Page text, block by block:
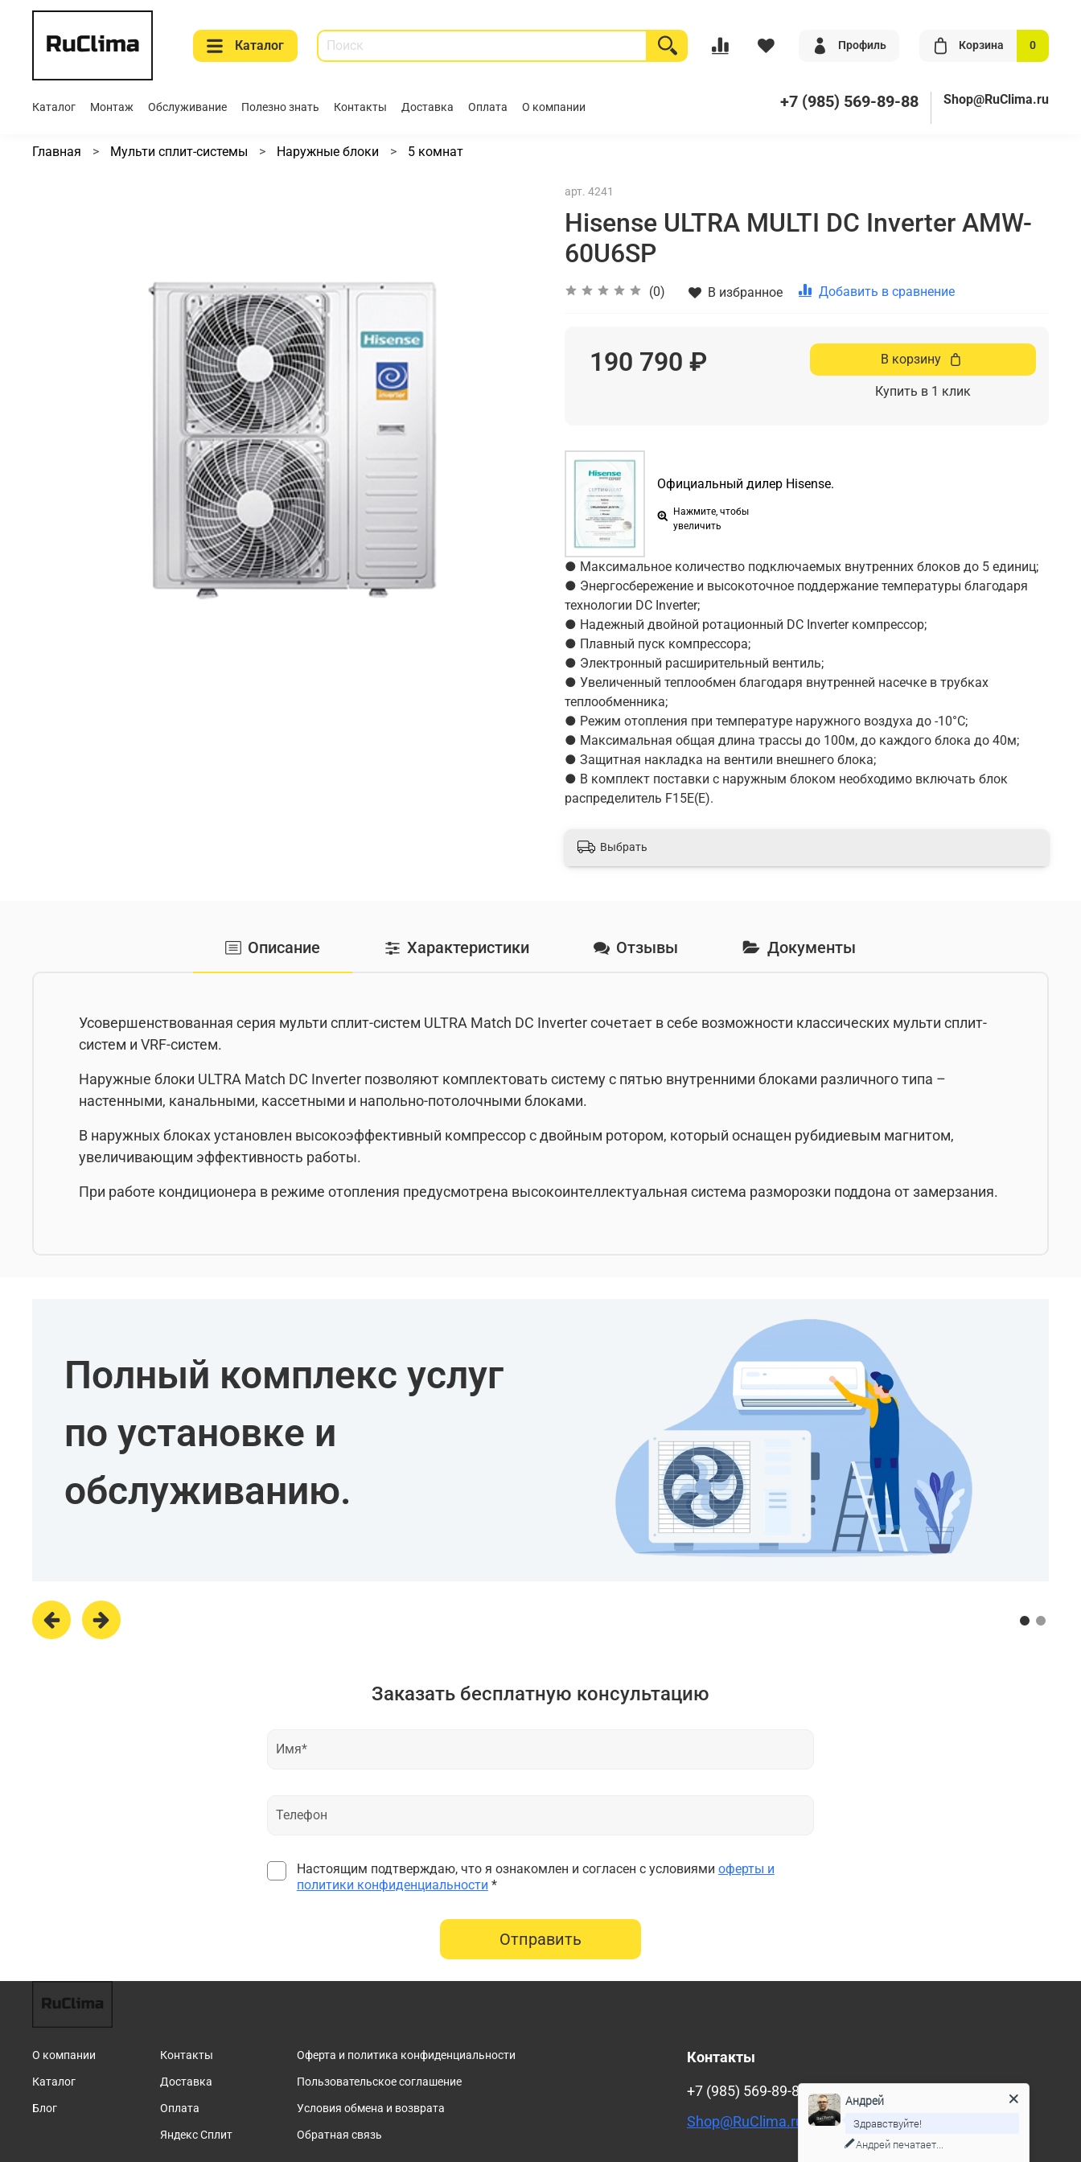
Каталог Профиль Корзина 0
Каталог Монтаж Обслуживание Полезно знать Контакты Доставка Оплата О компании +7 (985) 569-89-88 Shop@RuClima.ru
Главная Мульти сплит-системы Наружные блоки 5 комнат
арт. 4241
Hisense ULTRA MULTI DC Inverter AMW-
60U6SP
(0) В избранное Добавить в сравнение
190 790 ₽ В корзину
Купить в 1 клик
Официальный дилер Hisense.
Нажмите, чтобы
увеличить
● Максимальное количество подключаемых внутренних блоков до 5 единиц;
● Энергосбережение и высокоточное поддержание температуры благодаря
технологии DC Inverter;
● Надежный двойной ротационный DC Inverter компрессор;
● Плавный пуск компрессора;
● Электронный расширительный вентиль;
● Увеличенный теплообмен благодаря внутренней насечке в трубках
теплообменника;
● Режим отопления при температуре наружного воздуха до -10°С;
● Максимальная общая длина трассы до 100м, до каждого блока до 40м;
● Защитная накладка на вентили внешнего блока;
● В комплект поставки с наружным блоком необходимо включать блок
распределитель F15E(E).
Выбрать
Описание Характеристики Отзывы Документы
Усовершенствованная серия мульти сплит-систем ULTRA Match DC Inverter сочетает в себе возможности классических мульти сплит-
систем и VRF-систем.
Наружные блоки ULTRA Match DC Inverter позволяют комплектовать систему с пятью внутренними блоками различного типа –
настенными, канальными, кассетными и напольно-потолочными блоками.
В наружных блоках установлен высокоэффективный компрессор с двойным ротором, который оснащен рубидиевым магнитом,
увеличивающим эффективность работы.
При работе кондиционера в режиме отопления предусмотрена высокоинтеллектуальная система разморозки поддона от замерзания.
Полный комплекс услуг
по установке и
обслуживанию.
Заказать бесплатную консультацию
Настоящим подтверждаю, что я ознакомлен и согласен с условиями оферты и
политики конфиденциальности *
Отправить
О компании
Каталог
Блог
Контакты
Доставка
Оплата
Яндекс Сплит
Оферта и политика конфиденциальности
Пользовательское соглашение
Условия обмена и возврата
Обратная связь
Контакты
+7 (985) 569-89-88
Shop@RuClima.ru
Андрей
Здравствуйте!
Андрей печатает...